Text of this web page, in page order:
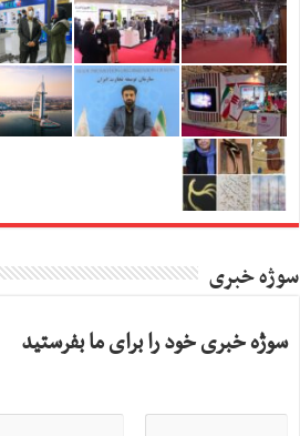
سوژه خبری
سوژه خبری خود را برای ما بفرستید